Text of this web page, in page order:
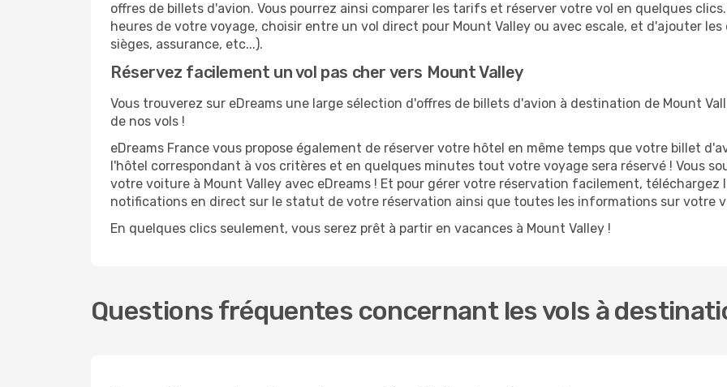
offres de billets d'avion. Vous pourrez ainsi comparer les tarifs et réserver votre vol en quelques
heures de votre voyage, choisir entre un vol direct pour Mount Valley ou avec escale, et d'ajouter
sièges, assurance, etc...).
Réservez facilement un vol pas cher vers Mount Valley
Vous trouverez sur eDreams une large sélection d'offres de billets d'avion à destination de Mount
de nos vols !
eDreams France vous propose également de réserver votre hôtel en même temps que votre billet
l'hôtel correspondant à vos critères et en quelques minutes tout votre voyage sera réservé ! Vous
votre voiture à Mount Valley avec eDreams ! Et pour gérer votre réservation facilement, téléchargez
notifications en direct sur le statut de votre réservation ainsi que toutes les informations sur votre
En quelques clics seulement, vous serez prêt à partir en vacances à Mount Valley !
Questions fréquentes concernant les vols à